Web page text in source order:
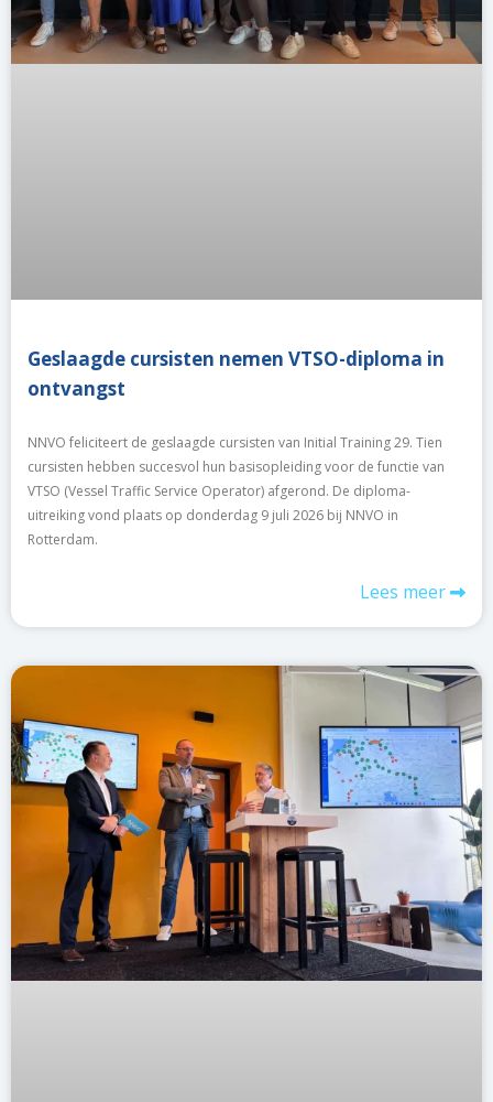
Geslaagde cursisten nemen VTSO-diploma in
ontvangst
NNVO feliciteert de geslaagde cursisten van Initial Training 29. Tien
cursisten hebben succesvol hun basisopleiding voor de functie van
VTSO (Vessel Traffic Service Operator) afgerond. De diploma-
uitreiking vond plaats op donderdag 9 juli 2026 bij NNVO in
Rotterdam.
Lees meer